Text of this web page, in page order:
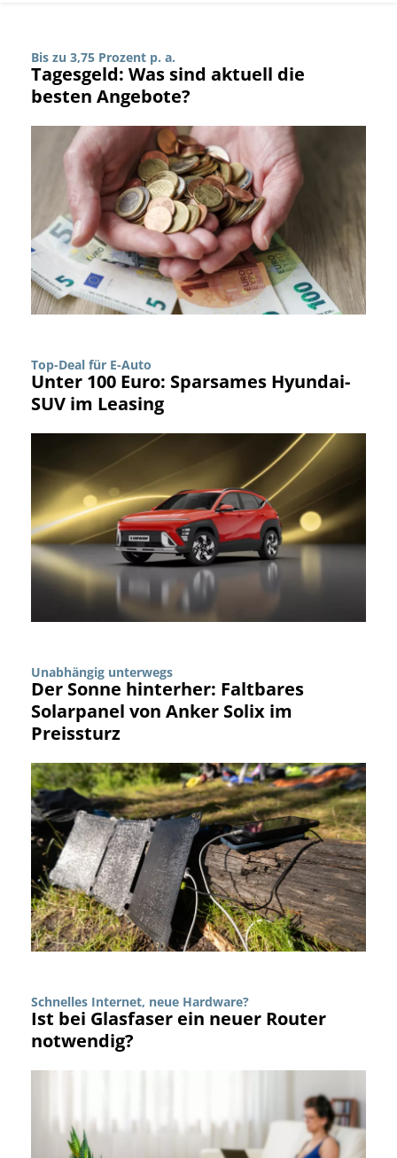
Bis zu 3,75 Prozent p. a.
Tagesgeld: Was sind aktuell die
besten Angebote?
Top-Deal für E-Auto
Unter 100 Euro: Sparsames Hyundai-
SUV im Leasing
Unabhängig unterwegs
Der Sonne hinterher: Faltbares
Solarpanel von Anker Solix im
Preissturz
Schnelles Internet, neue Hardware?
Ist bei Glasfaser ein neuer Router
notwendig?